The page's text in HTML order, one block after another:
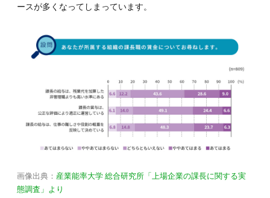
ースが多くなってしまっています。
画像出典： 産業能率大学 総合研究所「上場企業の課長に関する実
態調査」より